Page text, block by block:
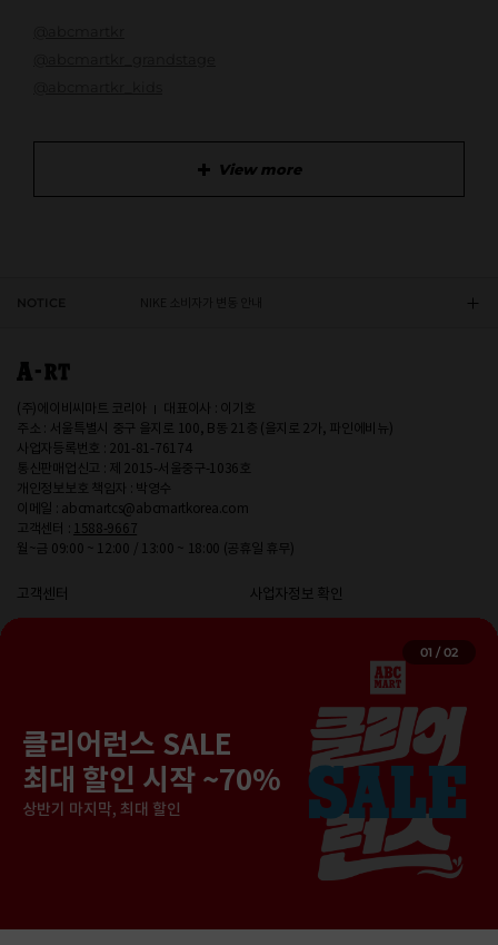
클리어런스 SALE
최대 할인 시작 ~70%
상반기 마지막, 최대 할인
01 / 02
View more
ASICS 소비자가 변동 안내
(주)에이비씨마트 코리아
대표이사 : 이기호
주소 : 서울특별시 중구 을지로 100, B동 21층 (을지로 2가, 파인에비뉴)
사업자등록번호 : 201-81-76174
통신판매업신고 : 제 2015-서울중구-1036호
개인정보보호 책임자 : 박영수
이메일 : abcmartcs@abcmartkorea.com
고객센터 : 1588-9667
월~금 09:00 ~ 12:00 / 13:00 ~ 18:00 (공휴일 휴무)
고객센터
기프트카드
PC 버전
사업자정보 확인
위치 정보 서비스 이용약관
구매안전서비스 가입사실확인
APP 다운로드
[인증범위] 온라인 쇼핑몰 서비스 운영